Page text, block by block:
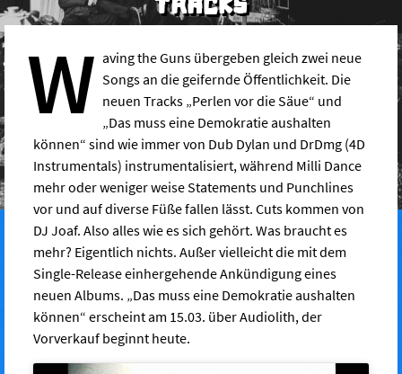
TRACKS
W aving the Guns übergeben gleich zwei neue
Songs an die geifernde Öffentlichkeit. Die
neuen Tracks „Perlen vor die Säue“ und
„Das muss eine Demokratie aushalten
können“ sind wie immer von Dub Dylan und DrDmg (4D
Instrumentals) instrumentalisiert, während Milli Dance
mehr oder weniger weise Statements und Punchlines
vor und auf diverse Füße fallen lässt. Cuts kommen von
DJ Joaf. Also alles wie es sich gehört. Was braucht es
mehr? Eigentlich nichts. Außer vielleicht die mit dem
Single-Release einhergehende Ankündigung eines
neuen Albums. „Das muss eine Demokratie aushalten
können“ erscheint am 15.03. über Audiolith, der
Vorverkauf beginnt heute.